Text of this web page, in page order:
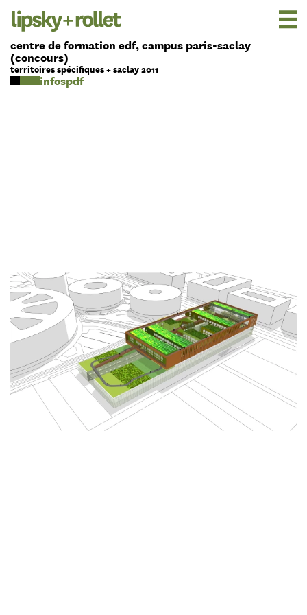
centre de formation edf, campus paris-saclay
(concours)
territoires spécifiques + saclay 2011
pdf